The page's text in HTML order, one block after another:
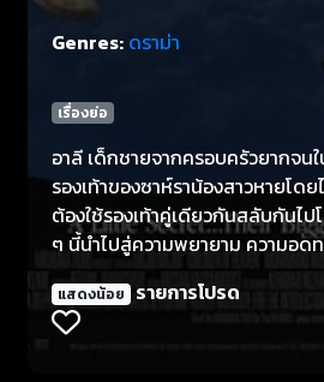
Genres: ดราม่า
เรื่องย่อ
อาลี เด็กชายจากครอบครัวยากจนใ
รองเท้าของซาห์ราน้องสาวหายโด
ต้องใช้รองเท้าคู่เดียวกันสลับกันไป
ๆ นี้นำไปสู่ความพยายาม ความอด
เด็กสองคน ที่อยากช่วยแบ่งเบาภา
แข่งขันวิ่งเป็นโอกาสเดียวที่จะได้รอง
แสดงน้อย รายการโปรด